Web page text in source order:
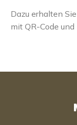
Dazu erhalten
mit QR-Code und